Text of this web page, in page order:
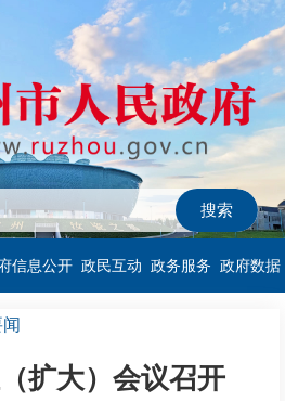
信息公开 政民互动 政务服务 政府数据
扩大）会议召开